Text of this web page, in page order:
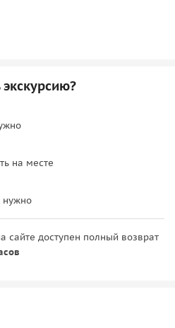
на месте
нужно
сайте доступен полный возврат